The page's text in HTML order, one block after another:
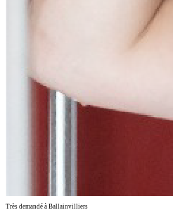
Très demandé à Ballainvilliers